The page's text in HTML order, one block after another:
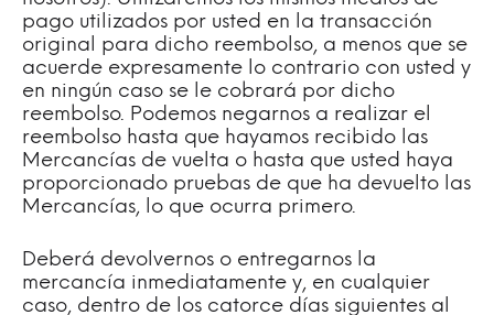
pago utilizados por usted en la transacción
original para dicho reembolso, a menos que se
acuerde expresamente lo contrario con usted y
en ningún caso se le cobrará por dicho
reembolso. Podemos negarnos a realizar el
reembolso hasta que hayamos recibido las
Mercancías de vuelta o hasta que usted haya
proporcionado pruebas de que ha devuelto las
Mercancías, lo que ocurra primero.
Deberá devolvernos o entregarnos la
mercancía inmediatamente y, en cualquier
caso, dentro de los catorce días siguientes al